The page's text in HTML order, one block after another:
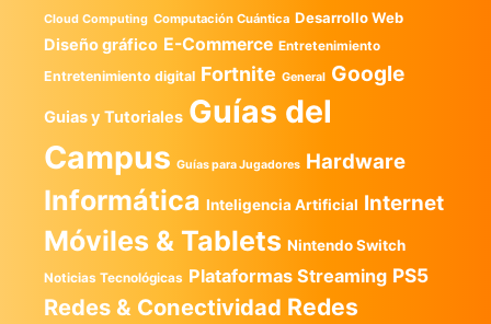
Cloud Computing Computación Cuántica Desarrollo Web
Diseño gráfico E-Commerce Entretenimiento
Entretenimiento digital Fortnite General Google
Guias y Tutoriales Guías del
Campus Guías para Jugadores Hardware
Informática Inteligencia Artificial Internet
Móviles & Tablets Nintendo Switch
Noticias Tecnológicas Plataformas Streaming PS5
Redes & Conectividad Redes